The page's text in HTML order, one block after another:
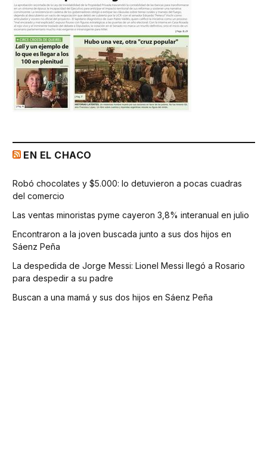
EN EL CHACO
Robó chocolates y $5.000: lo detuvieron a pocas cuadras
del comercio
Las ventas minoristas pyme cayeron 3,8% interanual en julio
Encontraron a la joven buscada junto a sus dos hijos en
Sáenz Peña
La despedida de Jorge Messi: Lionel Messi llegó a Rosario
para despedir a su padre
Buscan a una mamá y sus dos hijos en Sáenz Peña